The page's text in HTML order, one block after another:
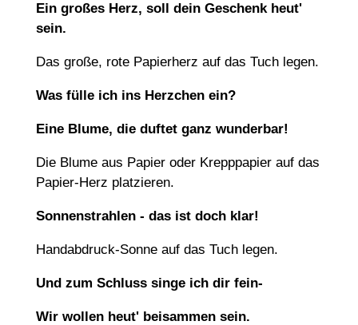
Ein großes Herz, soll dein Geschenk heut'
sein.
Das große, rote Papierherz auf das Tuch legen.
Was fülle ich ins Herzchen ein?
Eine Blume, die duftet ganz wunderbar!
Die Blume aus Papier oder Krepppapier auf das
Papier-Herz platzieren.
Sonnenstrahlen - das ist doch klar!
Handabdruck-Sonne auf das Tuch legen.
Und zum Schluss singe ich dir fein-
Wir wollen heut' beisammen sein.